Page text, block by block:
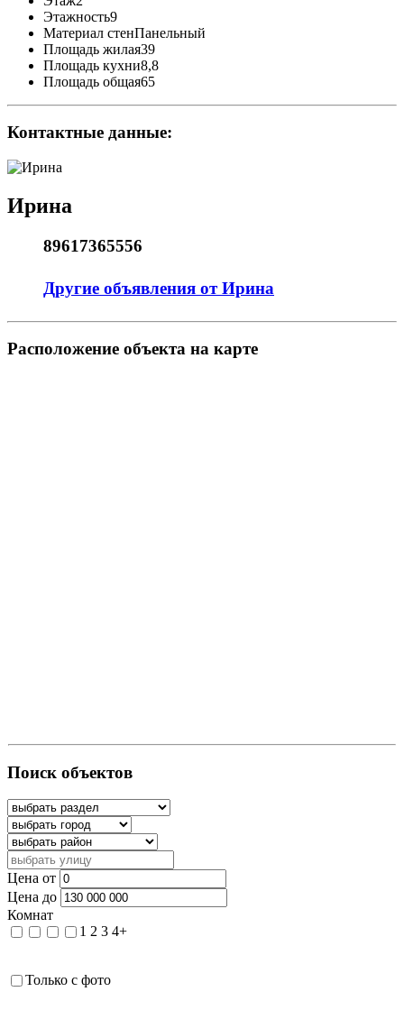
Этажность9
Материал стенПанельный
Площадь жилая39
Площадь кухни8,8
Площадь общая65
Контактные данные:
Ирина
89617365556
Другие объявления от Ирина
Pасположение объекта на карте
Поиск объектов
Цена от
Цена до
Комнат
1 2 3 4+
Только с фото